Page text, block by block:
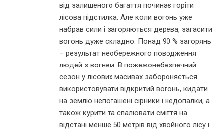
від залишеного багаття починає горіти
лісова підстилка. Але коли вогонь уже
набрав сили і загоряються дерева, загасити
вогонь дуже складно. Понад 90 % загорянь
– результат необережного поводження
людей з вогнем. В пожежонебезпечний
сезон у лісових масивах забороняється
використовувати відкритий вогонь, кидати
на землю непогашені сірники і недопалки, а
також курити та спалювати сміття на
відстані менше 50 метрів від хвойного лісу і